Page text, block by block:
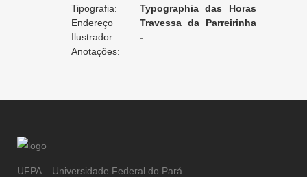
da Editora:
Tipografia:
Typographia das Horas
Romanticas
Endereço
da Tipografia:
Travessa da Parreirinha
a S. Carlos, 5 [Lisboa]
Ilustrador:
-
Anotações:
UFPA – Universidade Federal do Pará